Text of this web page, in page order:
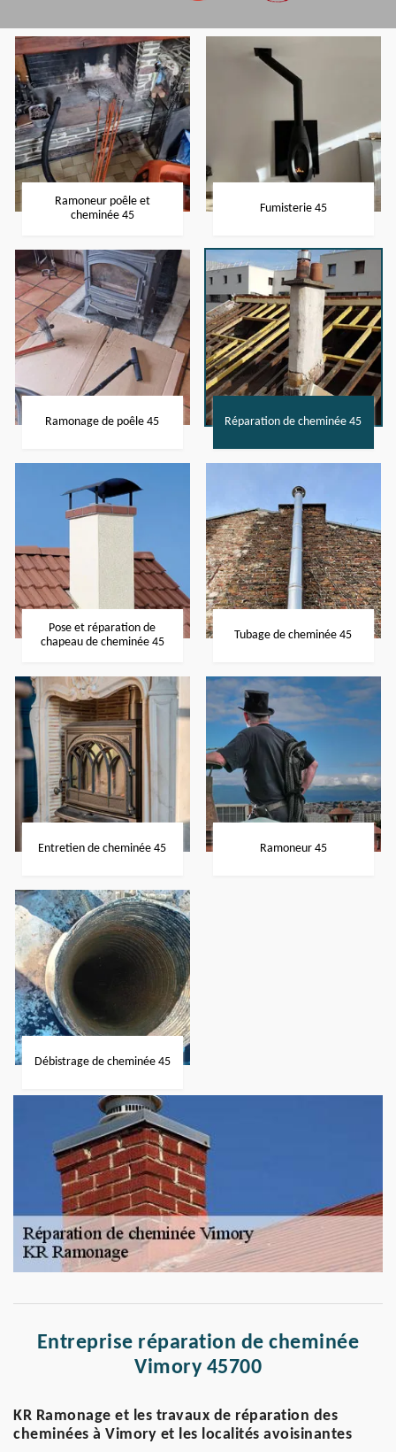
Ramoneur poêle et
cheminée 45
Fumisterie 45
Ramonage de poêle 45 Réparation de cheminée 45
Pose et réparation de
chapeau de cheminée 45
Tubage de cheminée 45
Entretien de cheminée 45 Ramoneur 45
Débistrage de cheminée 45
Entreprise réparation de cheminée
Vimory 45700
KR Ramonage et les travaux de réparation des
cheminées à Vimory et les localités avoisinantes